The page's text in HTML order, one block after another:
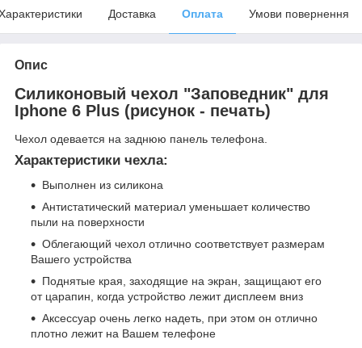
Доставка Оплата Умови повернення
Опис
Силиконовый чехол "Заповедник" для
Iphone 6 Plus (рисунок - печать)
Чехол одевается на заднюю панель телефона.
Характеристики чехла:
Выполнен из силикона
Антистатический материал уменьшает количество
пыли на поверхности
Облегающий чехол отлично соответствует размерам
Вашего устройства
Поднятые края, заходящие на экран, защищают его
от царапин, когда устройство лежит дисплеем вниз
Аксессуар очень легко надеть, при этом он отлично
плотно лежит на Вашем телефоне